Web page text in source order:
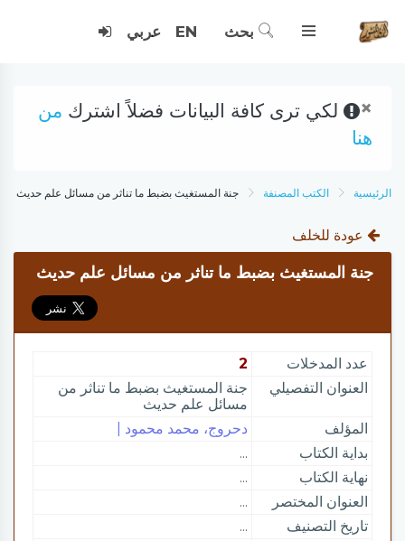
بحث EN عربي
× لكي ترى كافة البيانات فضلاً اشترك من
هنا
الرئيسية الكتب المصنفة جنة المستغيث بضبط ما تناثر من مسائل علم حديث
عودة للخلف
جنة المستغيث بضبط ما تناثر من مسائل علم حديث
عدد المدخلات
2
العنوان التفصيلي
جنة المستغيث بضبط ما تناثر من
مسائل علم حديث
المؤلف
دحروج، محمد محمود |
بداية الكتاب
...
نهاية الكتاب
...
العنوان المختصر
...
تاريخ التصنيف
...